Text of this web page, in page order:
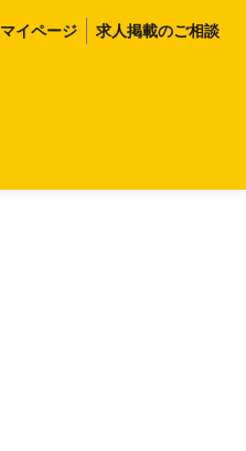
マイページ 求人掲載のご相談